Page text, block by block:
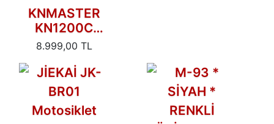
KNMASTER
KN1200C
Kameralı
İnterkom
Bluetooth
Intercom Kulaklık
Seti
8.999,00 TL